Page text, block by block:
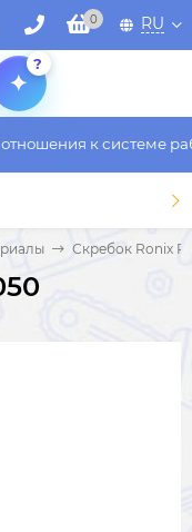
0 RU
?
к системе
Скребок Ronix